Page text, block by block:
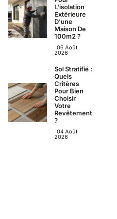
L'isolation
Extérieure
D'une
Maison De
100m2 ?
06 Août
2026
Sol Stratifié :
Quels
Critères
Pour Bien
Choisir
Votre
Revêtement
?
04 Août
2026